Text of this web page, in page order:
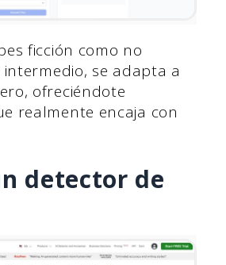
ficción como no
se adapta a
ofreciéndote
realmente encaja con
detector de